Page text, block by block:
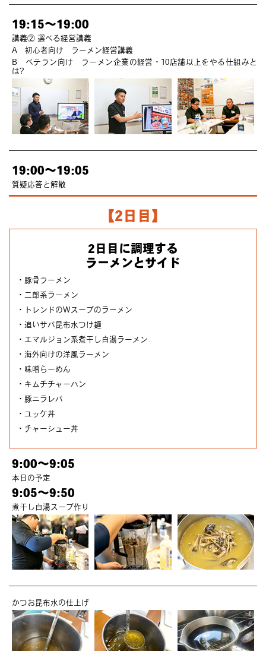
19:15～19:00
講義② 選べる経営講義
A 初心者向け ラーメン経営講義
B ベテラン向け ラーメン企業の経営・10店舗以上をやる仕組みと
は?
19:00～19:05
質疑応答と解散
【2日目】
2日目に調理する
ラーメンとサイド
・豚骨ラーメン
・二郎系ラーメン
・トレンドのWスープのラーメン
・追いサバ昆布水つけ麺
・エマルジョン系煮干し白湯ラーメン
・海外向けの洋風ラーメン
・味噌らーめん
・キムチチャーハン
・豚ニラレバ
・ユッケ丼
・チャーシュー丼
9:00～9:05
本日の予定
9:05～9:50
煮干し白湯スープ作り
かつお昆布水の仕上げ